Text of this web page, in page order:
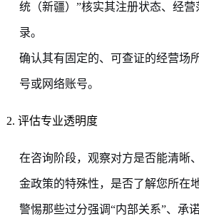
统（新疆）”核实其注册状态、经
录。
确认其有固定的、可查证的经营场
号或网络账号。
2. 评估专业透明度
在咨询阶段，观察对方是否能清晰
金政策的特殊性，是否了解您所在
警惕那些过分强调“内部关系”、承